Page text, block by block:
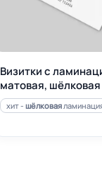
Визитки с
матовая,
хит - шёлковая